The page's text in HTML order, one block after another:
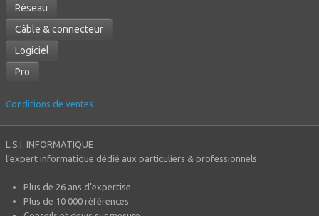
Réseau
Câble & connecteur
Logiciel
Pro
Conditions de ventes
L.S.I. INFORMATIQUE
l’expert informatique dédié aux particuliers & professionnels
Plus de 26 ans d’expertise
Plus de 10 000 références